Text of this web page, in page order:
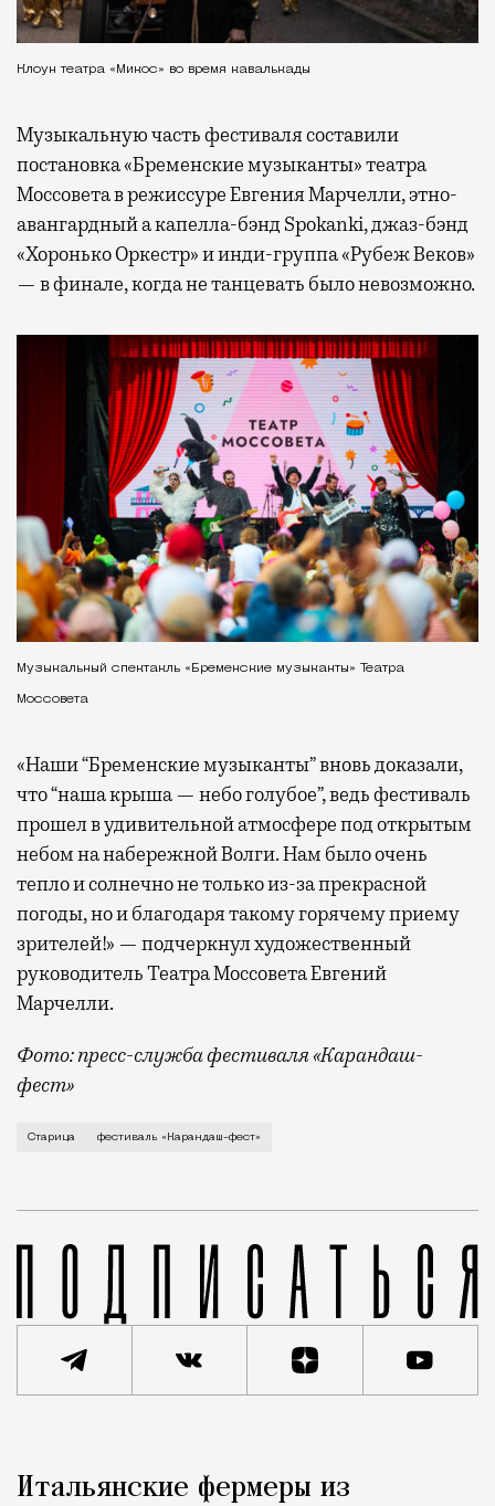
Клоун театра «Микос» во время кавалькады
Музыкальную часть фестиваля составили
постановка «Бременские музыканты» театра
Моссовета в режиссуре Евгения Марчелли, этно-
авангардный а капелла-бэнд Spokanki, джаз-бэнд
«Хоронько Оркестр» и инди-группа «Рубеж Веков»
— в финале, когда не танцевать было невозможно.
Музыкальный спектакль «Бременские музыканты» Театра
Моссовета
«Наши “Бременские музыканты” вновь доказали,
что “наша крыша — небо голубое”, ведь фестиваль
прошел в удивительной атмосфере под открытым
небом на набережной Волги. Нам было очень
тепло и солнечно не только из-за прекрасной
погоды, но и благодаря такому горячему приему
зрителей!» — подчеркнул художественный
руководитель Театра Моссовета Евгений
Марчелли.
Фото: пресс-служба фестиваля «Карандаш-
фест»
В минувший уикенд маленькая Старица в
Старица фестиваль «Карандаш-фест»
Город
Итальянские фермеры из